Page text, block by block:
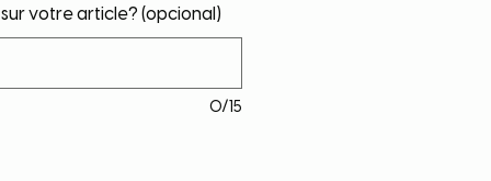
votre article? (opcional)
0/15